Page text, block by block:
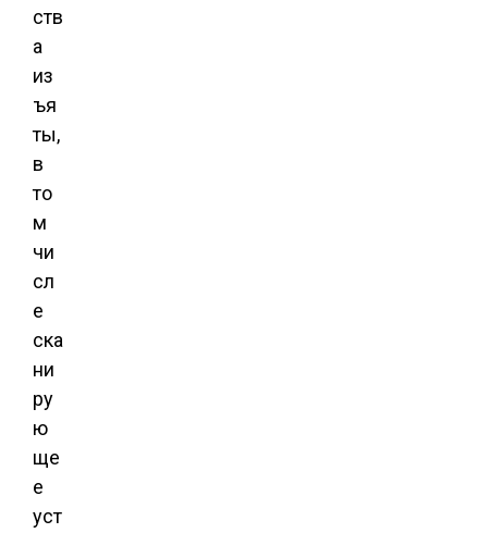
ств
а
из
ъя
ты,
в
то
м
чи
сл
е
ска
ни
ру
ю
ще
е
уст